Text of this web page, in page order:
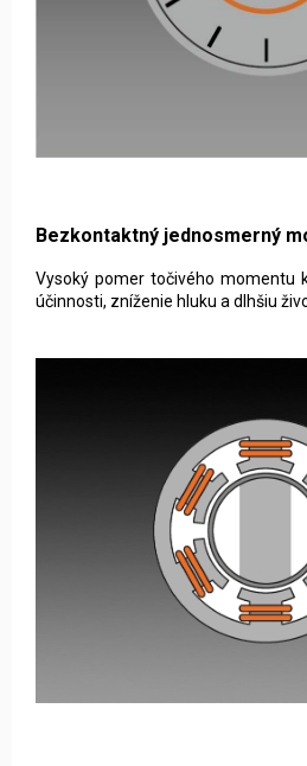
Bezkontaktný jednosmerný
Vysoký pomer točivého momentu
účinnosti, zníženie hluku a dlhšiu